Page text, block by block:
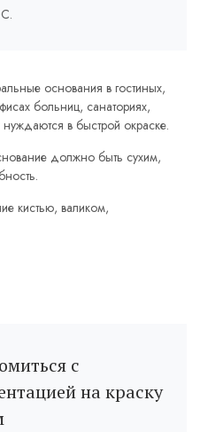
основания в гостиных,
больниц, санаториях,
в быстрой окраске.
должно быть сухим,
кистью, валиком,
с
на краску